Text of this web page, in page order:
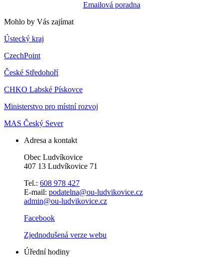
Emailová poradna
Mohlo by Vás zajímat
Ústecký kraj
CzechPoint
České Středohoří
CHKO Labské Pískovce
Ministerstvo pro místní rozvoj
MAS Český Sever
Adresa a kontakt
Obec Ludvíkovice
407 13 Ludvíkovice 71
Tel.: 608 978 427
E-mail: podatelna@ou-ludvikovice.cz
admin@ou-ludvikovice.cz
Facebook
Zjednodušená verze webu
Úřední hodiny